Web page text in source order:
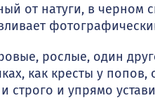
от натуги, в черном
рослые, один
как кресты у попов,
строго и упрямо